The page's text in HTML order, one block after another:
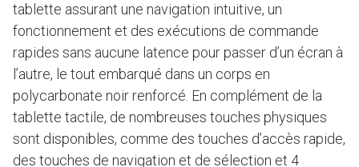
tablette assurant une navigation intuitive, un
fonctionnement et des exécutions de commande
rapides sans aucune latence pour passer d’un écran à
l’autre, le tout embarqué dans un corps en
polycarbonate noir renforcé. En complément de la
tablette tactile, de nombreuses touches physiques
sont disponibles, comme des touches d’accès rapide,
des touches de navigation et de sélection et 4